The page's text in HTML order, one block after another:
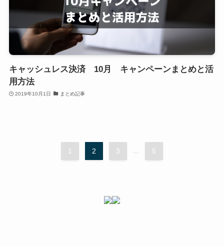
キャッシュレス決済 10月 キャンペーンまとめと活
用方法
2019年10月1日 まとめ記事
1 2 3 5